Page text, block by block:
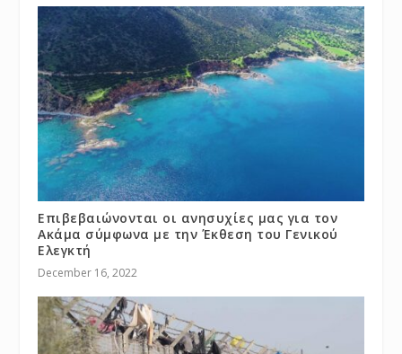
Επιβεβαιώνονται οι ανησυχίες μας για τον
Ακάμα σύμφωνα με την Έκθεση του Γενικού
Ελεγκτή
December 16, 2022